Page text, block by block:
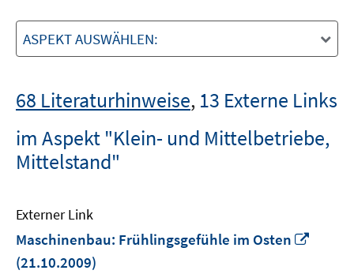
ASPEKT AUSWÄHLEN:
68 Literaturhinweise, 13 Externe Links
im Aspekt "Klein- und Mittelbetriebe,
Mittelstand"
Externer Link
Maschinenbau: Frühlingsgefühle im Osten
(21.10.2009)